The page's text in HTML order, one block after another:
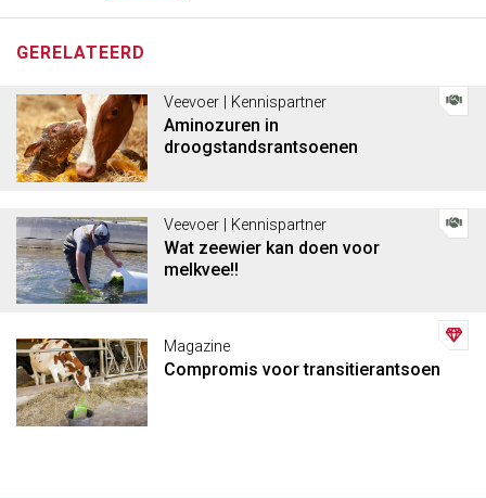
GERELATEERD
Veevoer | Kennispartner
Aminozuren in
droogstandsrantsoenen
Veevoer | Kennispartner
Wat zeewier kan doen voor
melkvee!!
Magazine
Compromis voor transitierantsoen